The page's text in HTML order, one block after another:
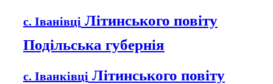
с. Іванівці Літинського повіту
Подільська губернія
с. Іванківці Літинського повіту